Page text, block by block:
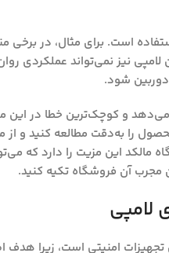
است. برای مثال، در
نیز نمی‌تواند عملکردی
شود.
و کوچک‌ترین خطا در این
را به‌دقت مطالعه کنید و از
مالکد این مزیت را دارد که
آن فروشگاه تکیه کنید.
لامپی
امنیتی است، زیرا هدف